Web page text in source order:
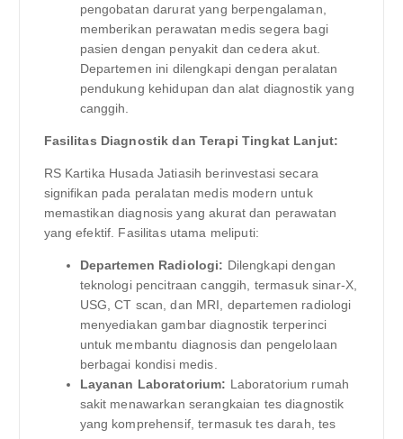
pengobatan darurat yang berpengalaman,
memberikan perawatan medis segera bagi
pasien dengan penyakit dan cedera akut.
Departemen ini dilengkapi dengan peralatan
pendukung kehidupan dan alat diagnostik yang
canggih.
Fasilitas Diagnostik dan Terapi Tingkat Lanjut:
RS Kartika Husada Jatiasih berinvestasi secara
signifikan pada peralatan medis modern untuk
memastikan diagnosis yang akurat dan perawatan
yang efektif. Fasilitas utama meliputi:
Departemen Radiologi: Dilengkapi dengan
teknologi pencitraan canggih, termasuk sinar-X,
USG, CT scan, dan MRI, departemen radiologi
menyediakan gambar diagnostik terperinci
untuk membantu diagnosis dan pengelolaan
berbagai kondisi medis.
Layanan Laboratorium: Laboratorium rumah
sakit menawarkan serangkaian tes diagnostik
yang komprehensif, termasuk tes darah, tes